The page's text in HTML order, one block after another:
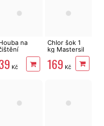
na
Kč
Chlor šok 1
kg Mastersil
169 Kč